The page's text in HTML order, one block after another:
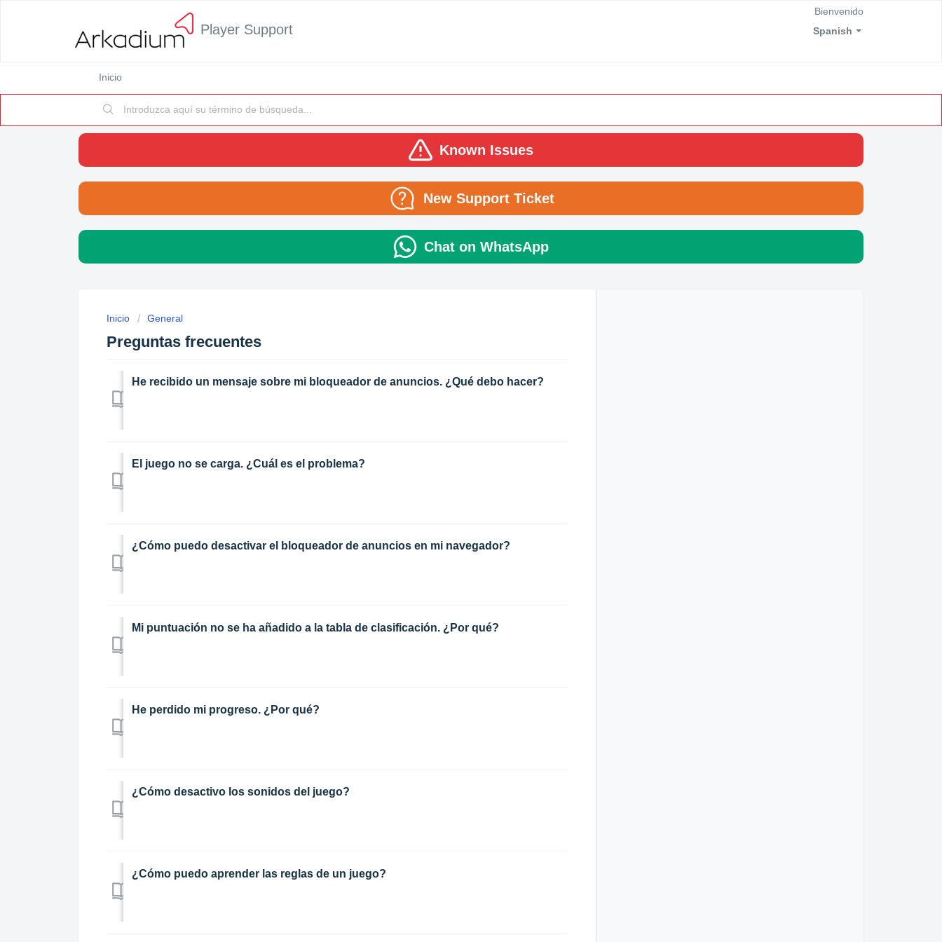
Player Support Spanish
Bienvenido
Inicio
Known Issues
New Support Ticket
Chat on WhatsApp
Inicio General
Preguntas frecuentes
He recibido un mensaje sobre mi bloqueador de anuncios. ¿Qué debo hacer?
El juego no se carga. ¿Cuál es el problema?
¿Cómo puedo desactivar el bloqueador de anuncios en mi navegador?
Mi puntuación no se ha añadido a la tabla de clasificación. ¿Por qué?
He perdido mi progreso. ¿Por qué?
¿Cómo desactivo los sonidos del juego?
¿Cómo puedo aprender las reglas de un juego?